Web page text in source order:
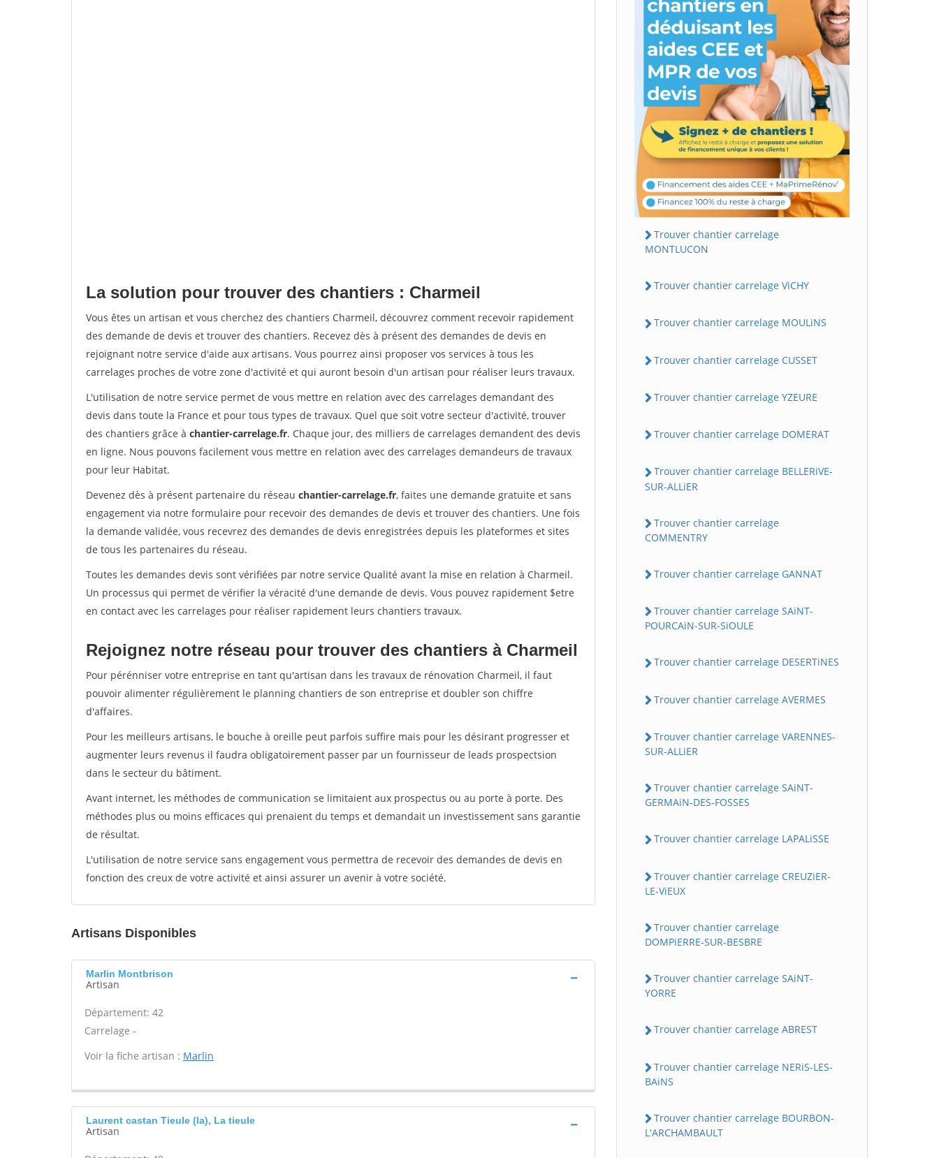
La solution pour trouver des chantiers : Charmeil
Vous êtes un artisan et vous cherchez des chantiers Charmeil, découvrez comment recevoir rapidement
des demande de devis et trouver des chantiers. Recevez dès à présent des demandes de devis en
rejoignant notre service d'aide aux artisans. Vous pourrez ainsi proposer vos services à tous les
carrelages proches de votre zone d'activité et qui auront besoin d'un artisan pour réaliser leurs travaux.
L'utilisation de notre service permet de vous mettre en relation avec des carrelages demandant des
devis dans toute la France et pour tous types de travaux. Quel que soit votre secteur d'activité, trouver
des chantiers grâce à chantier-carrelage.fr. Chaque jour, des milliers de carrelages demandent des devis
en ligne. Nous pouvons facilement vous mettre en relation avec des carrelages demandeurs de travaux
pour leur Habitat.
Devenez dès à présent partenaire du réseau chantier-carrelage.fr, faites une demande gratuite et sans
engagement via notre formulaire pour recevoir des demandes de devis et trouver des chantiers. Une fois
la demande validée, vous recevrez des demandes de devis enregistrées depuis les plateformes et sites
de tous les partenaires du réseau.
Toutes les demandes devis sont vérifiées par notre service Qualité avant la mise en relation à Charmeil.
Un processus qui permet de vérifier la véracité d'une demande de devis. Vous pouvez rapidement $etre
en contact avec les carrelages pour réaliser rapidement leurs chantiers travaux.
Rejoignez notre réseau pour trouver des chantiers à Charmeil
Pour pérénniser votre entreprise en tant qu'artisan dans les travaux de rénovation Charmeil, il faut
pouvoir alimenter régulièrement le planning chantiers de son entreprise et doubler son chiffre
d'affaires.
Pour les meilleurs artisans, le bouche à oreille peut parfois suffire mais pour les désirant progresser et
augmenter leurs revenus il faudra obligatoirement passer par un fournisseur de leads prospectsion
dans le secteur du bâtiment.
Avant internet, les méthodes de communication se limitaient aux prospectus ou au porte à porte. Des
méthodes plus ou moins efficaces qui prenaient du temps et demandait un investissement sans garantie
de résultat.
L'utilisation de notre service sans engagement vous permettra de recevoir des demandes de devis en
fonction des creux de votre activité et ainsi assurer un avenir à votre société.
Artisans Disponibles
Marlin Montbrison
Artisan
Département: 42
Carrelage -
Voir la fiche artisan : Marlin
Laurent castan Tieule (la), La tieule
Artisan
Trouver chantier carrelage
MONTLUCON
Trouver chantier carrelage ViCHY
Trouver chantier carrelage MOULiNS
Trouver chantier carrelage CUSSET
Trouver chantier carrelage YZEURE
Trouver chantier carrelage DOMERAT
Trouver chantier carrelage BELLERiVE-
SUR-ALLiER
Trouver chantier carrelage
COMMENTRY
Trouver chantier carrelage GANNAT
Trouver chantier carrelage SAiNT-
POURCAiN-SUR-SiOULE
Trouver chantier carrelage DESERTiNES
Trouver chantier carrelage AVERMES
Trouver chantier carrelage VARENNES-
SUR-ALLiER
Trouver chantier carrelage SAiNT-
GERMAiN-DES-FOSSES
Trouver chantier carrelage LAPALiSSE
Trouver chantier carrelage CREUZiER-
LE-ViEUX
Trouver chantier carrelage
DOMPiERRE-SUR-BESBRE
Trouver chantier carrelage SAiNT-
YORRE
Trouver chantier carrelage ABREST
Trouver chantier carrelage NERiS-LES-
BAiNS
Trouver chantier carrelage BOURBON-
L'ARCHAMBAULT